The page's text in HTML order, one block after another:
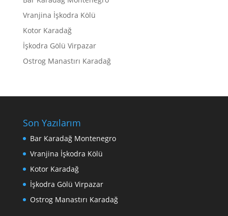
Vranjina İşkodra Kölü
Kotor Karadağ
İşkodra Gölü Virpazar
Ostrog Manastırı Karadağ
Son Yazılarım
Bar Karadağ Montenegro
Vranjina İşkodra Kölü
Kotor Karadağ
İşkodra Gölü Virpazar
Ostrog Manastırı Karadağ